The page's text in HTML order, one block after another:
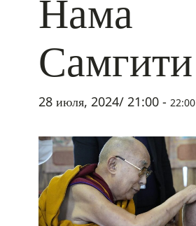
Нама
Самгити
28 июля, 2024/ 21:00 - 22:00